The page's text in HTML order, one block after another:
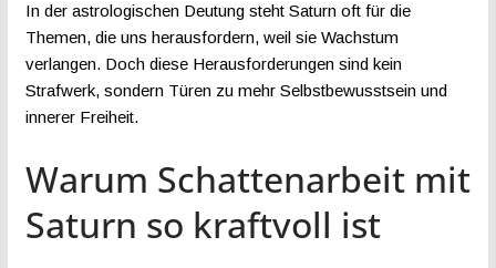
In der astrologischen Deutung steht Saturn oft für die
Themen, die uns herausfordern, weil sie Wachstum
verlangen. Doch diese Herausforderungen sind kein
Strafwerk, sondern Türen zu mehr Selbstbewusstsein und
innerer Freiheit.
Warum Schattenarbeit mit
Saturn so kraftvoll ist